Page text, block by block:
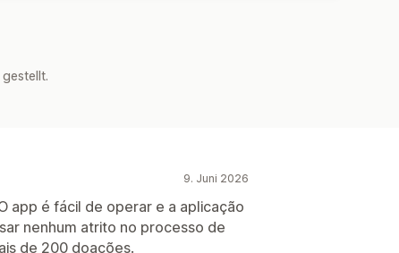
9. Juni 2026
app é fácil de operar e a aplicação
nenhum atrito no processo de
de 200 doações.